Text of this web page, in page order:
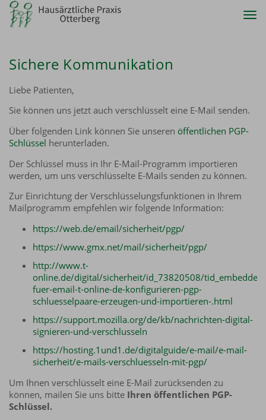
Sichere Kommunikation
Liebe Patienten,
Sie können uns jetzt auch verschlüsselt eine E-Mail senden.
Über folgenden Link können Sie unseren öffentlichen PGP-
Schlüssel herunterladen.
Der Schlüssel muss in Ihr E-Mail-Programm importieren
werden, um uns verschlüsselte E-Mails senden zu können.
Zur Einrichtung der Verschlüsselungsfunktionen in Ihrem
Mailprogramm empfehlen wir folgende Information:
https://web.de/email/sicherheit/pgp/
https://www.gmx.net/mail/sicherheit/pgp/
http://www.t-
online.de/digital/sicherheit/id_73820508/
fuer-email-t-online-de-konfigurieren-pgp-
schluesselpaare-erzeugen-und-importieren-.html
https://support.mozilla.org/de/kb/nachrichten-digital-
signieren-und-verschlusseln
https://hosting.1und1.de/digitalguide/e-mail/e-mail-
sicherheit/e-mails-verschluesseln-mit-pgp/
Um Ihnen verschlüsselt eine E-Mail zurücksenden zu
können, mailen Sie uns bitte Ihren öffentlichen PGP-
Schlüssel.